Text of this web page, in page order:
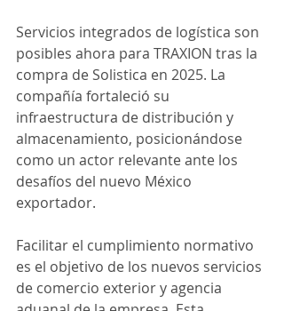
Servicios integrados de logística son
posibles ahora para TRAXION tras la
compra de Solistica en 2025. La
compañía fortaleció su
infraestructura de distribución y
almacenamiento, posicionándose
como un actor relevante ante los
desafíos del nuevo México
exportador.
Facilitar el cumplimiento normativo
es el objetivo de los nuevos servicios
de comercio exterior y agencia